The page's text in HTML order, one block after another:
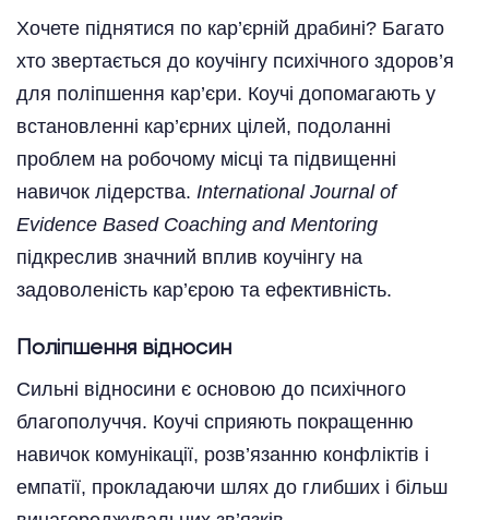
Хочете піднятися по кар’єрній драбині? Багато
хто звертається до коучінгу психічного здоров’я
для поліпшення кар’єри. Коучі допомагають у
встановленні кар’єрних цілей, подоланні
проблем на робочому місці та підвищенні
навичок лідерства. International Journal of
Evidence Based Coaching and Mentoring
підкреслив значний вплив коучінгу на
задоволеність кар’єрою та ефективність.
Поліпшення відносин
Сильні відносини є основою до психічного
благополуччя. Коучі сприяють покращенню
навичок комунікації, розв’язанню конфліктів і
емпатії, прокладаючи шлях до глибших і більш